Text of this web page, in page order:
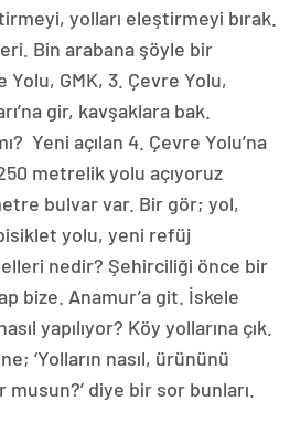
yolları eleştirmeyi bırak.
Bin arabana şöyle bir
Yolu, GMK, 3. Çevre Yolu,
gir, kavşaklara bak.
Yeni açılan 4. Çevre Yolu’na
metrelik yolu açıyoruz
bulvar var. Bir gör; yol,
bisiklet yolu, yeni refüj
nedir? Şehirciliği önce bir
bize. Anamur’a git. İskele
yapılıyor? Köy yollarına çık.
‘Yolların nasıl, ürününü
musun?’ diye bir sor bunları.